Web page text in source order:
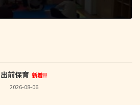
出前保育 新着!!
2026-08-06